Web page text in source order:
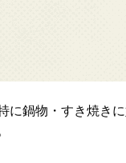
に鍋物・すき焼き